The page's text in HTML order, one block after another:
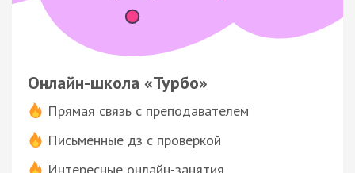
Онлайн-школа «Турбо»
Прямая связь с преподавателем
Письменные дз с проверкой
Интересные онлайн-занятия